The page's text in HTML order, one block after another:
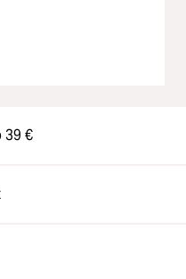
39 €